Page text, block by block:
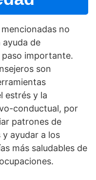
no
ayuda de
paso importante.
son
estrés y la
conductual, por
patrones de
ayudar a los
más saludables de